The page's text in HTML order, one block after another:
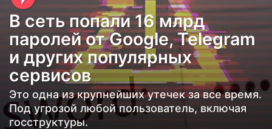
о
д
н
а
з
а
д
1
В сеть попали 16 млрд
паролей от Google, Telegram
и других популярных
сервисов
Это одна из крупнейших утечек за все время.
Под угрозой любой пользователь, включая
госструктуры.